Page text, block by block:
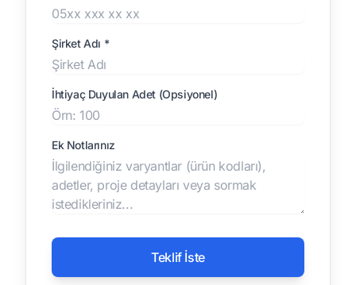
Şirket Adı *
İhtiyaç Duyulan Adet (Opsiyonel)
Ek Notlarınız
Teklif İste